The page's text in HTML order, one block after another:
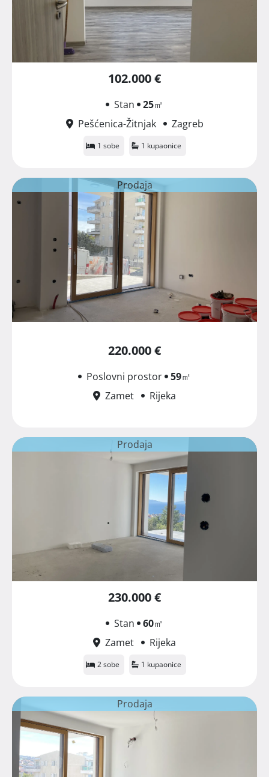
102.000 €
Stan 25㎡
Pešćenica-Žitnjak
Zagreb
1 sobe 1 kupaonice
Prodaja
220.000 €
Poslovni prostor 59㎡
Zamet
Rijeka
Prodaja
230.000 €
Stan 60㎡
Zamet
Rijeka
2 sobe 1 kupaonice
Prodaja